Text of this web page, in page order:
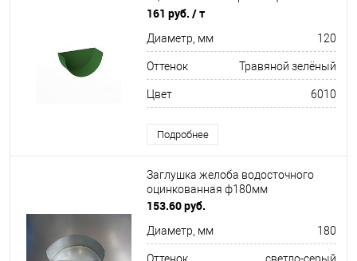
RAL 6010
161 руб. / т
Диаметр, мм 120
Оттенок Травяной зелёный
Цвет 6010
Подробнее
Заглушка желоба водосточного
оцинкованная ф180мм
153.60 руб.
Диаметр, мм 180